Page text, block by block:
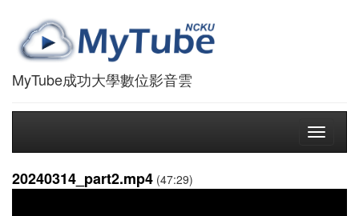
MyTube成功大學數位影音雲
Toggle
20240314_part2.mp4 (47:29)